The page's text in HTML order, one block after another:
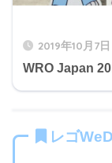
2019年10月7日
WRO Japan
レゴ